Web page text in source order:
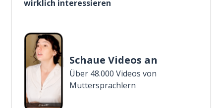
wirklich interessieren
Schaue Videos an
Über 48.000 Videos von
Muttersprachlern